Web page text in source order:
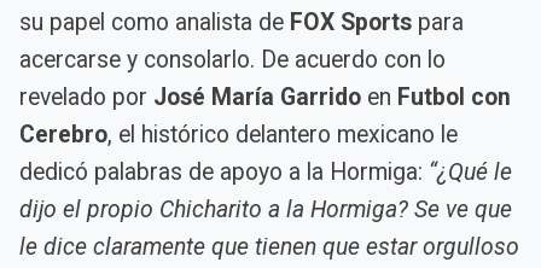
su papel como analista de FOX Sports para
acercarse y consolarlo. De acuerdo con lo
revelado por José María Garrido en Futbol con
Cerebro, el histórico delantero mexicano le
dedicó palabras de apoyo a la Hormiga: “¿Qué le
dijo el propio Chicharito a la Hormiga? Se ve que
le dice claramente que tienen que estar orgulloso